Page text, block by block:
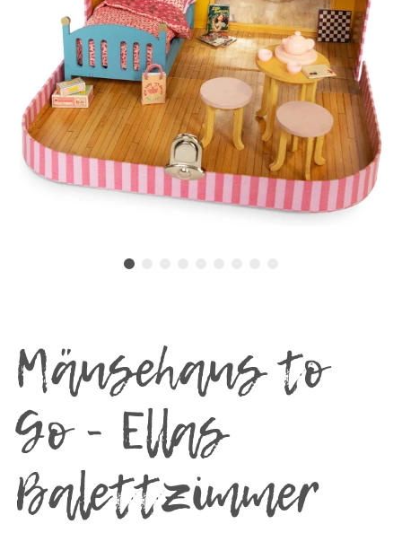
Mäusehaus to
Go - Ellas
Balettzimmer